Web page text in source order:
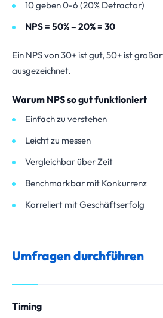
10 geben 0-6 (20% Detractor)
NPS = 50% – 20% = 30
Ein NPS von 30+ ist gut, 50+ ist
ausgezeichnet.
Warum NPS so gut funktioniert
Einfach zu verstehen
Leicht zu messen
Vergleichbar über Zeit
Benchmarkbar mit Konkurrenz
Korreliert mit Geschäftserfolg
Umfragen durchführen
Timing